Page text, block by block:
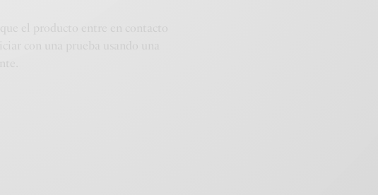
el producto entre en contacto
con una prueba usando una